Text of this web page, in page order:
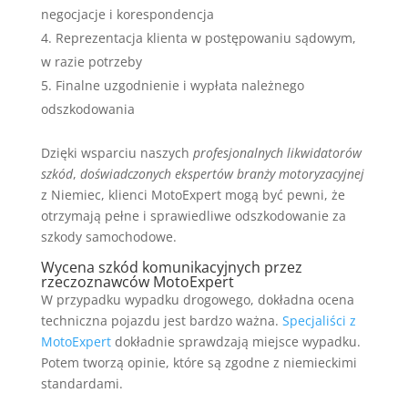
negocjacje i korespondencja
Reprezentacja klienta w postępowaniu sądowym,
w razie potrzeby
Finalne uzgodnienie i wypłata należnego
odszkodowania
Dzięki wsparciu naszych profesjonalnych likwidatorów
szkód, doświadczonych ekspertów branży motoryzacyjnej
z Niemiec, klienci MotoExpert mogą być pewni, że
otrzymają pełne i sprawiedliwe odszkodowanie za
szkody samochodowe.
Wycena szkód komunikacyjnych przez
rzeczoznawców MotoExpert
W przypadku wypadku drogowego, dokładna ocena
techniczna pojazdu jest bardzo ważna. Specjaliści z
MotoExpertdokładnie sprawdzają miejsce wypadku.
Potem tworzą opinie, które są zgodne z niemieckimi
standardami.